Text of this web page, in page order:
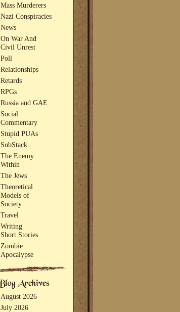
Mass Murderers
Nazi Conspiracies
News
On War And
Civil Unrest
Poll
Relationships
Retards
RPGs
Russia and GAE
Social
Commentary
Stupid PUAs
SubStack
The Enemy
Within
The Jews
Theoretical
Models of
Society
Travel
Writing
Short Stories
Zombie
Apocalypse
August 2026
July 2026